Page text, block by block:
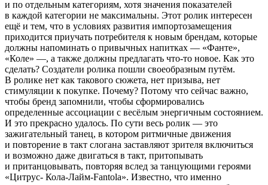
и по отдельным категориям, хотя значения показателей
в каждой категории не максимальны. Этот ролик интересен
ещё и тем, что в условиях развития импортозамещения
приходится приучать потребителя к новым брендам, которые
должны напоминать о привычных напитках — «Фанте»,
«Коле» —, а также должны предлагать что-то новое. Как это
сделать? Создатели ролика пошли своеобразным путём.
В ролике нет как такового сюжета, нет призыва, нет
стимуляции к покупке. Почему? Потому что сейчас важно,
чтобы бренд запомнили, чтобы сформировались
определенные ассоциации с весёлым энергичным состоянием.
И это прекрасно удалось. По сути весь ролик — это
зажигательный танец, в котором ритмичные движения
и повторение в такт слогана заставляют зрителя включиться
и возможно даже двигаться в такт, притопывать
и пританцовывать, повторяя вслед за танцующими героями
«Цитрус- Кола-Лайм-Fantola». Известно, что именно